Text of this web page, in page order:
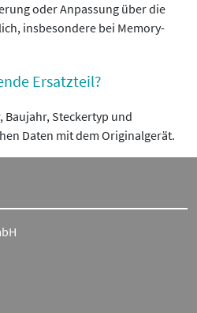
oder Anpassung über die
insbesondere bei Memory-
Ersatzteil?
Baujahr, Steckertyp und
Daten mit dem Originalgerät.